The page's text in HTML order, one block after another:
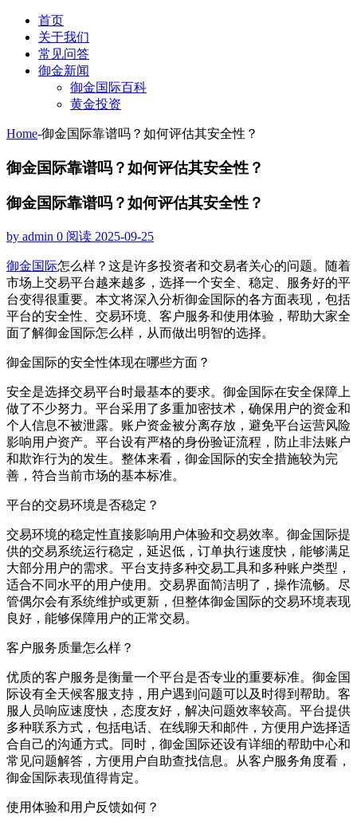
首页
关于我们
常见问答
御金新闻
御金国际百科
黄金投资
Home-御金国际靠谱吗？如何评估其安全性？
御金国际靠谱吗？如何评估其安全性？
御金国际靠谱吗？如何评估其安全性？
by admin 0 阅读 2025-09-25
御金国际怎么样？这是许多投资者和交易者关心的问题。随着
市场上交易平台越来越多，选择一个安全、稳定、服务好的平
台变得很重要。本文将深入分析御金国际的各方面表现，包括
平台的安全性、交易环境、客户服务和使用体验，帮助大家全
面了解御金国际怎么样，从而做出明智的选择。
御金国际的安全性体现在哪些方面？
安全是选择交易平台时最基本的要求。御金国际在安全保障上
做了不少努力。平台采用了多重加密技术，确保用户的资金和
个人信息不被泄露。账户资金被分离存放，避免平台运营风险
影响用户资产。平台设有严格的身份验证流程，防止非法账户
和欺诈行为的发生。整体来看，御金国际的安全措施较为完
善，符合当前市场的基本标准。
平台的交易环境是否稳定？
交易环境的稳定性直接影响用户体验和交易效率。御金国际提
供的交易系统运行稳定，延迟低，订单执行速度快，能够满足
大部分用户的需求。平台支持多种交易工具和多种账户类型，
适合不同水平的用户使用。交易界面简洁明了，操作流畅。尽
管偶尔会有系统维护或更新，但整体御金国际的交易环境表现
良好，能够保障用户的正常交易。
客户服务质量怎么样？
优质的客户服务是衡量一个平台是否专业的重要标准。御金国
际设有全天候客服支持，用户遇到问题可以及时得到帮助。客
服人员响应速度快，态度友好，解决问题效率较高。平台提供
多种联系方式，包括电话、在线聊天和邮件，方便用户选择适
合自己的沟通方式。同时，御金国际还设有详细的帮助中心和
常见问题解答，方便用户自助查找信息。从客户服务角度看，
御金国际表现值得肯定。
使用体验和用户反馈如何？